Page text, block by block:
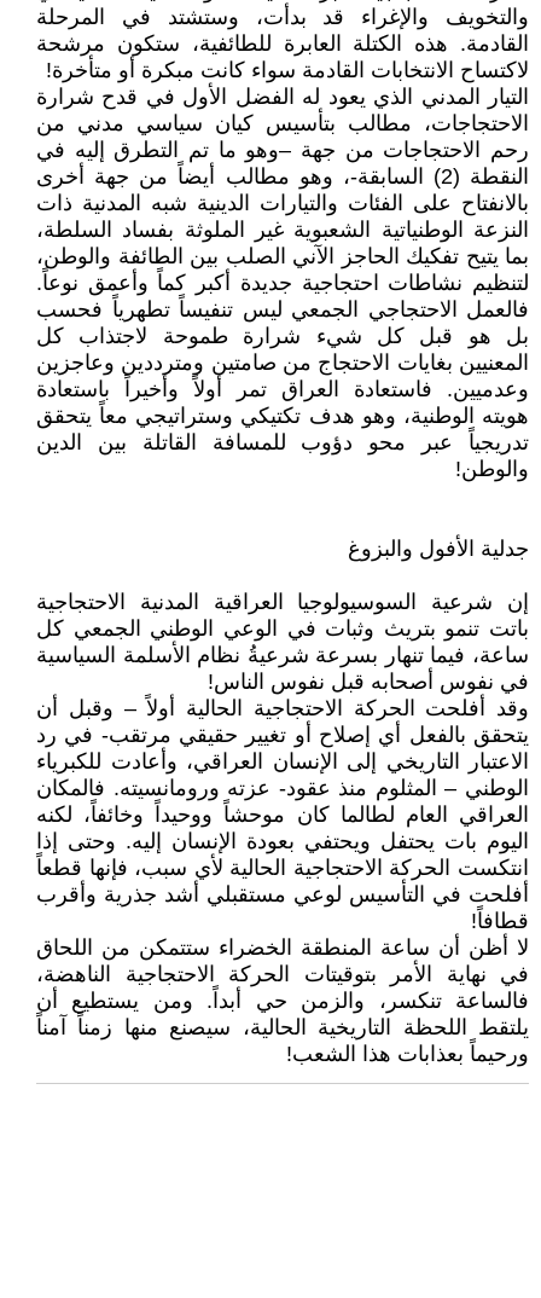
والتخويف والإغراء قد بدأت، وستشتد في المرحلة
القادمة. هذه الكتلة العابرة للطائفية، ستكون مرشحة
لاكتساح الانتخابات القادمة سواء كانت مبكرة أو متأخرة!
التيار المدني الذي يعود له الفضل الأول في قدح شرارة
الاحتجاجات، مطالب بتأسيس كيان سياسي مدني من
رحم الاحتجاجات من جهة –وهو ما تم التطرق إليه في
النقطة (2) السابقة-، وهو مطالب أيضاً من جهة أخرى
بالانفتاح على الفئات والتيارات الدينية شبه المدنية ذات
النزعة الوطنياتية الشعبوية غير الملوثة بفساد السلطة،
بما يتيح تفكيك الحاجز الآني الصلب بين الطائفة والوطن،
لتنظيم نشاطات احتجاجية جديدة أكبر كماً وأعمق نوعاً.
فالعمل الاحتجاجي الجمعي ليس تنفيساً تطهرياً فحسب
بل هو قبل كل شيء شرارة طموحة لاجتذاب كل
المعنيين بغايات الاحتجاج من صامتين ومترددين وعاجزين
وعدميين. فاستعادة العراق تمر أولاً وأخيراً باستعادة
هويته الوطنية، وهو هدف تكتيكي وستراتيجي معاً يتحقق
تدريجياً عبر محو دؤوب للمسافة القاتلة بين الدين
والوطن!
جدلية الأفول والبزوغ
إن شرعية السوسيولوجيا العراقية المدنية الاحتجاجية
باتت تنمو بتريث وثبات في الوعي الوطني الجمعي كل
ساعة، فيما تنهار بسرعة شرعيةُ نظام الأسلمة السياسية
في نفوس أصحابه قبل نفوس الناس!
وقد أفلحت الحركة الاحتجاجية الحالية أولاً – وقبل أن
يتحقق بالفعل أي إصلاح أو تغيير حقيقي مرتقب- في رد
الاعتبار التاريخي إلى الإنسان العراقي، وأعادت للكبرياء
الوطني – المثلوم منذ عقود- عزته ورومانسيته. فالمكان
العراقي العام لطالما كان موحشاً ووحيداً وخائفاً، لكنه
اليوم بات يحتفل ويحتفي بعودة الإنسان إليه. وحتى إذا
انتكست الحركة الاحتجاجية الحالية لأي سبب، فإنها قطعاً
أفلحت في التأسيس لوعي مستقبلي أشد جذرية وأقرب
قطافاً!
لا أظن أن ساعة المنطقة الخضراء ستتمكن من اللحاق
في نهاية الأمر بتوقيتات الحركة الاحتجاجية الناهضة،
فالساعة تنكسر، والزمن حي أبداً. ومن يستطيع أن
يلتقط اللحظة التاريخية الحالية، سيصنع منها زمناً آمناً
ورحيماً بعذابات هذا الشعب!